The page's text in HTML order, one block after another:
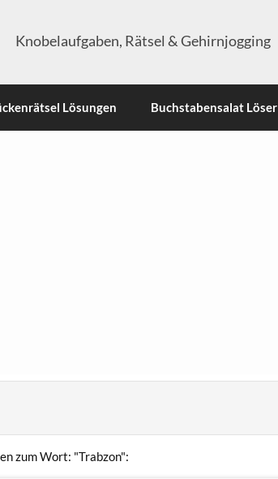
Knobelaufgaben, Rätsel & Gehirnjogging
Lösungen Buchstabensalat Löser
zum Wort: "Trabzon":